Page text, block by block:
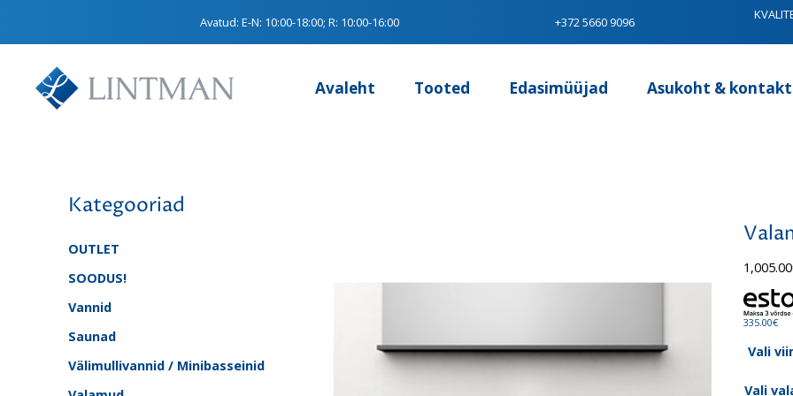
Avatud:E-N: 10:00-18:00; R: 10:00-16:00 +372 5660 9096
Avaleht Tooted Edasimüüjad Asukoht & kontakt
Kategooriad
OUTLET
SOODUS!
Vannid
Saunad
Välimullivannid / Minibasseinid
1,005.00
335.00€
Vali
Vali